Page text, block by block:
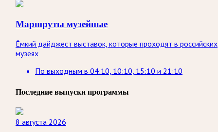
Маршруты музейные
Ёмкий дайджест выставок, которые проходят в российских
музеях
По выходным в 04:10, 10:10, 15:10 и 21:10
Последние выпуски программы
8 августа 2026